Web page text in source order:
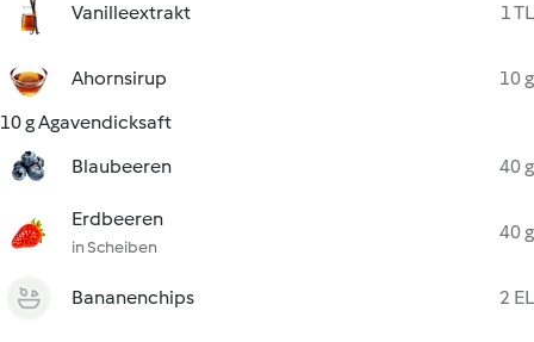
Vanilleextrakt 1 TL
Ahornsirup
10 g
10 g Agavendicksaft
Blaubeeren
40 g
Erdbeeren
in Scheiben
40 g
Bananenchips 2 EL